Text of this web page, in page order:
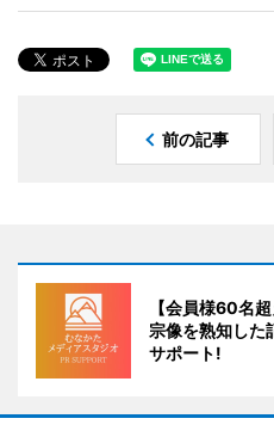
前の記事
【会員様60名
宗像を熟知した
サポート!